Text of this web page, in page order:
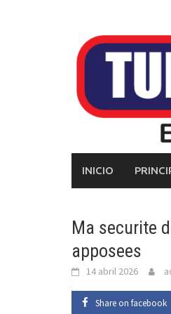
INICIO
Ma securite
apposees
14 abril 2026
Share on facebook